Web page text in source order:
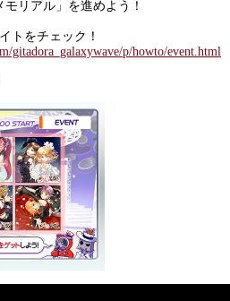
モリアル」を進めよう！
トをチェック！
gitadora_galaxywave/p/howto/event.html